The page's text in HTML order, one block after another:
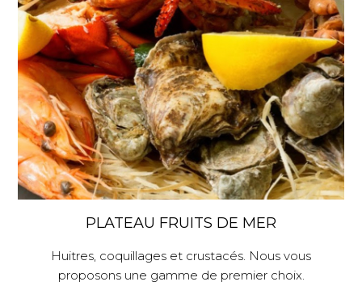
PLATEAU FRUITS DE MER
Huitres, coquillages et crustacés. Nous vous
proposons une gamme de premier choix.